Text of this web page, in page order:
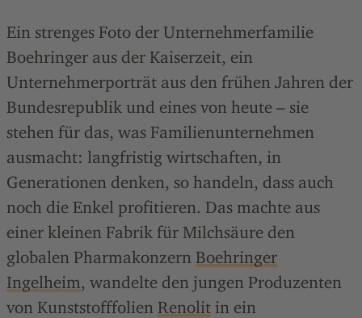
Ein strenges Foto der Unternehmerfamilie
Boehringer aus der Kaiserzeit, ein
Unternehmerporträt aus den frühen Jahren der
Bundesrepublik und eines von heute – sie
stehen für das, was Familienunternehmen
ausmacht: langfristig wirtschaften, in
Generationen denken, so handeln, dass auch
noch die Enkel profitieren. Das machte aus
einer kleinen Fabrik für Milchsäure den
globalen Pharmakonzern Boehringer
Ingelheim, wandelte den jungen Produzenten
von Kunststofffolien Renolit in ein